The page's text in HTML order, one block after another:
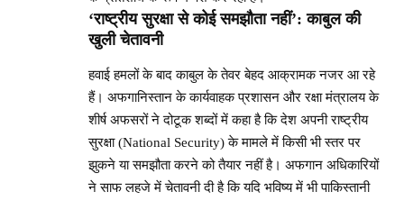
‘राष्ट्रीय सुरक्षा से कोई समझौता नहीं’: काबुल की
खुली चेतावनी
हवाई हमलों के बाद काबुल के तेवर बेहद आक्रामक नजर आ रहे
हैं। अफगानिस्तान के कार्यवाहक प्रशासन और रक्षा मंत्रालय के
शीर्ष अफसरों ने दोटूक शब्दों में कहा है कि देश अपनी राष्ट्रीय
सुरक्षा (National Security) के मामले में किसी भी स्तर पर
झुकने या समझौता करने को तैयार नहीं है। अफगान अधिकारियों
ने साफ लहजे में चेतावनी दी है कि यदि भविष्य में भी पाकिस्तानी